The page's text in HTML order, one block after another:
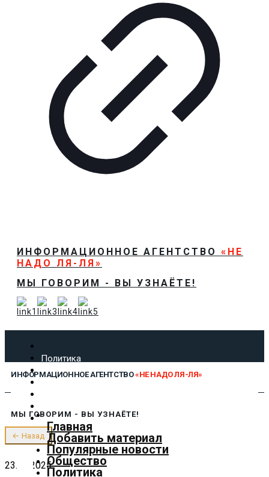
ИНФОРМАЦИОННОЕ АГЕНТСТВО «НЕ
НАДО ЛЯ-ЛЯ»
МЫ ГОВОРИМ - ВЫ УЗНАЁТЕ!
Политика
Экономика
Культура
Предложить новость
О нас
ИНФОРМАЦИОННОЕ АГЕНТСТВО«НЕ НАДО ЛЯ-ЛЯ»
Главная
Добавить материал
Популярные новости
Общество
Политика
МЫ ГОВОРИМ - ВЫ УЗНАЁТЕ!
← Назад
23.10.2025